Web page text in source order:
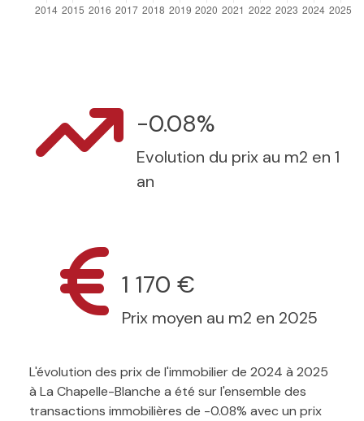
-0.08%
Evolution du prix au m2 en 1
an
1 170 €
Prix moyen au m2 en 2025
L'évolution des prix de l'immobilier de 2024 à 2025
à La Chapelle-Blanche a été sur l'ensemble des
transactions immobilières de -0.08% avec un prix